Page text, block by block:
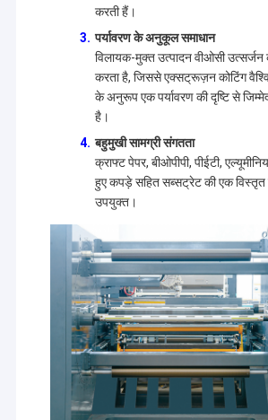
उत्पादों
हमारे बारे में
करती हैं।
पर्यावरण के अनुकूल समाधान
विलायक-मुक्त उत्पादन वीओसी
करता है, जिससे एक्सट्रूज़न कोटिंग
के अनुरूप एक पर्यावरण की दृष्टि से
है।
बहुमुखी सामग्री संगतता
क्राफ्ट पेपर, बीओपीपी, पीईटी,
हुए कपड़े सहित सब्सट्रेट की एक
उपयुक्त।
Jiangsu Laiyi Packing Machinery Co.,Ltd की
थी और 2015 में जिंटान जिले में स्थानांतरित हो गई।
with enlarged scale and advanced
improved its brand influence and